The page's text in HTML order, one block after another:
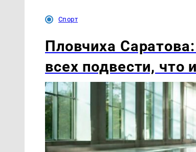
Спорт
Пловчиха
всех подвести, что